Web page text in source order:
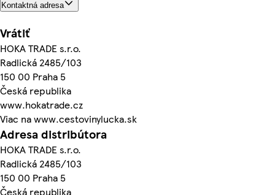
Kontaktná adresa
Vrátiť
HOKA TRADE s.r.o.
Radlická 2485/103
150 00 Praha 5
Česká republika
www.hokatrade.cz
Viac na www.cestovinylucka.sk
Adresa distribútora
HOKA TRADE s.r.o.
Radlická 2485/103
150 00 Praha 5
Česká republika